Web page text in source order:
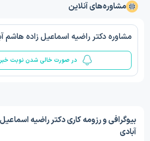
مشاوره‌های آنلاین
مشاوره دکتر راضیه اسماعیل زاده هاشم
در صورت خالی شدن نوبت
بیوگرافی و رزومه کاری دکتر راضیه
آبادی